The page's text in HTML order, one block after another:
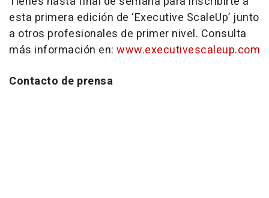
esta primera edición de ‘Executive ScaleUp’ junto
a otros profesionales de primer nivel. Consulta
más información en: www.executivescaleup.com
Contacto de prensa